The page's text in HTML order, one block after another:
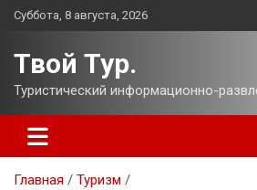
Перейти
Суббота, 8 августа, 2026
Твой Тур.
Туристический информационно-
Главная
Туризм